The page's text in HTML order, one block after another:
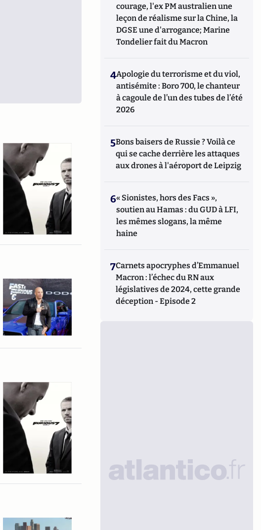
courage, l'ex PM australien une
leçon de réalisme sur la Chine, la
DGSE une d'arrogance; Marine
Tondelier fait du Macron
4Apologie du terrorisme et du viol,
antisémite : Boro 700, le chanteur
à cagoule de l’un des tubes de l’été
2026
5Bons baisers de Russie ? Voilà ce
qui se cache derrière les attaques
aux drones à l'aéroport de Leipzig
6« Sionistes, hors des Facs »,
soutien au Hamas : du GUD à LFI,
les mêmes slogans, la même
haine
7Carnets apocryphes d’Emmanuel
Macron : l’échec du RN aux
législatives de 2024, cette grande
déception - Episode 2